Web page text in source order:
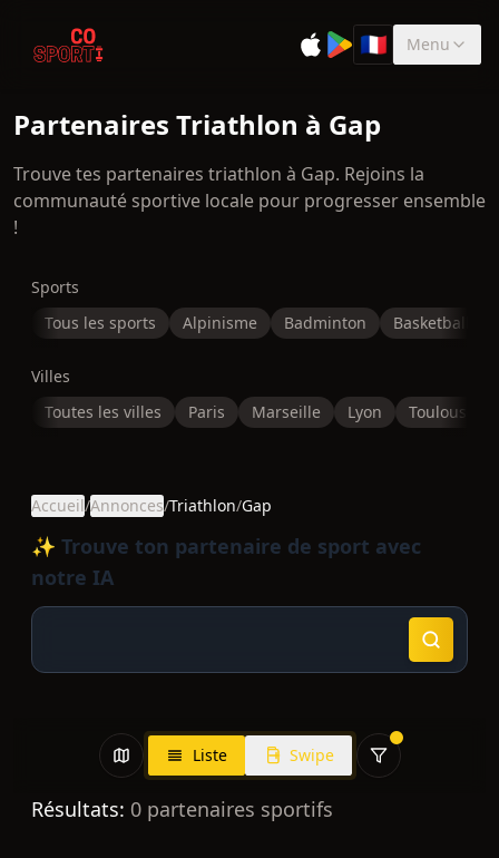
🇫🇷Sélectionner la
Menu
Partenaires Triathlon à Gap
Trouve tes partenaires triathlon à Gap. Rejoins la
communauté sportive locale pour progresser ensemble
!
Sports
Tous les sports
Alpinisme Badminton Basketball
Villes
Toutes les villes
Paris Marseille Lyon Toulouse
Accueil/Annonces/Triathlon/Gap
✨ Trouve ton partenaire de sport avec
notre IA
Liste Swipe
Résultats: 0 partenaires sportifs